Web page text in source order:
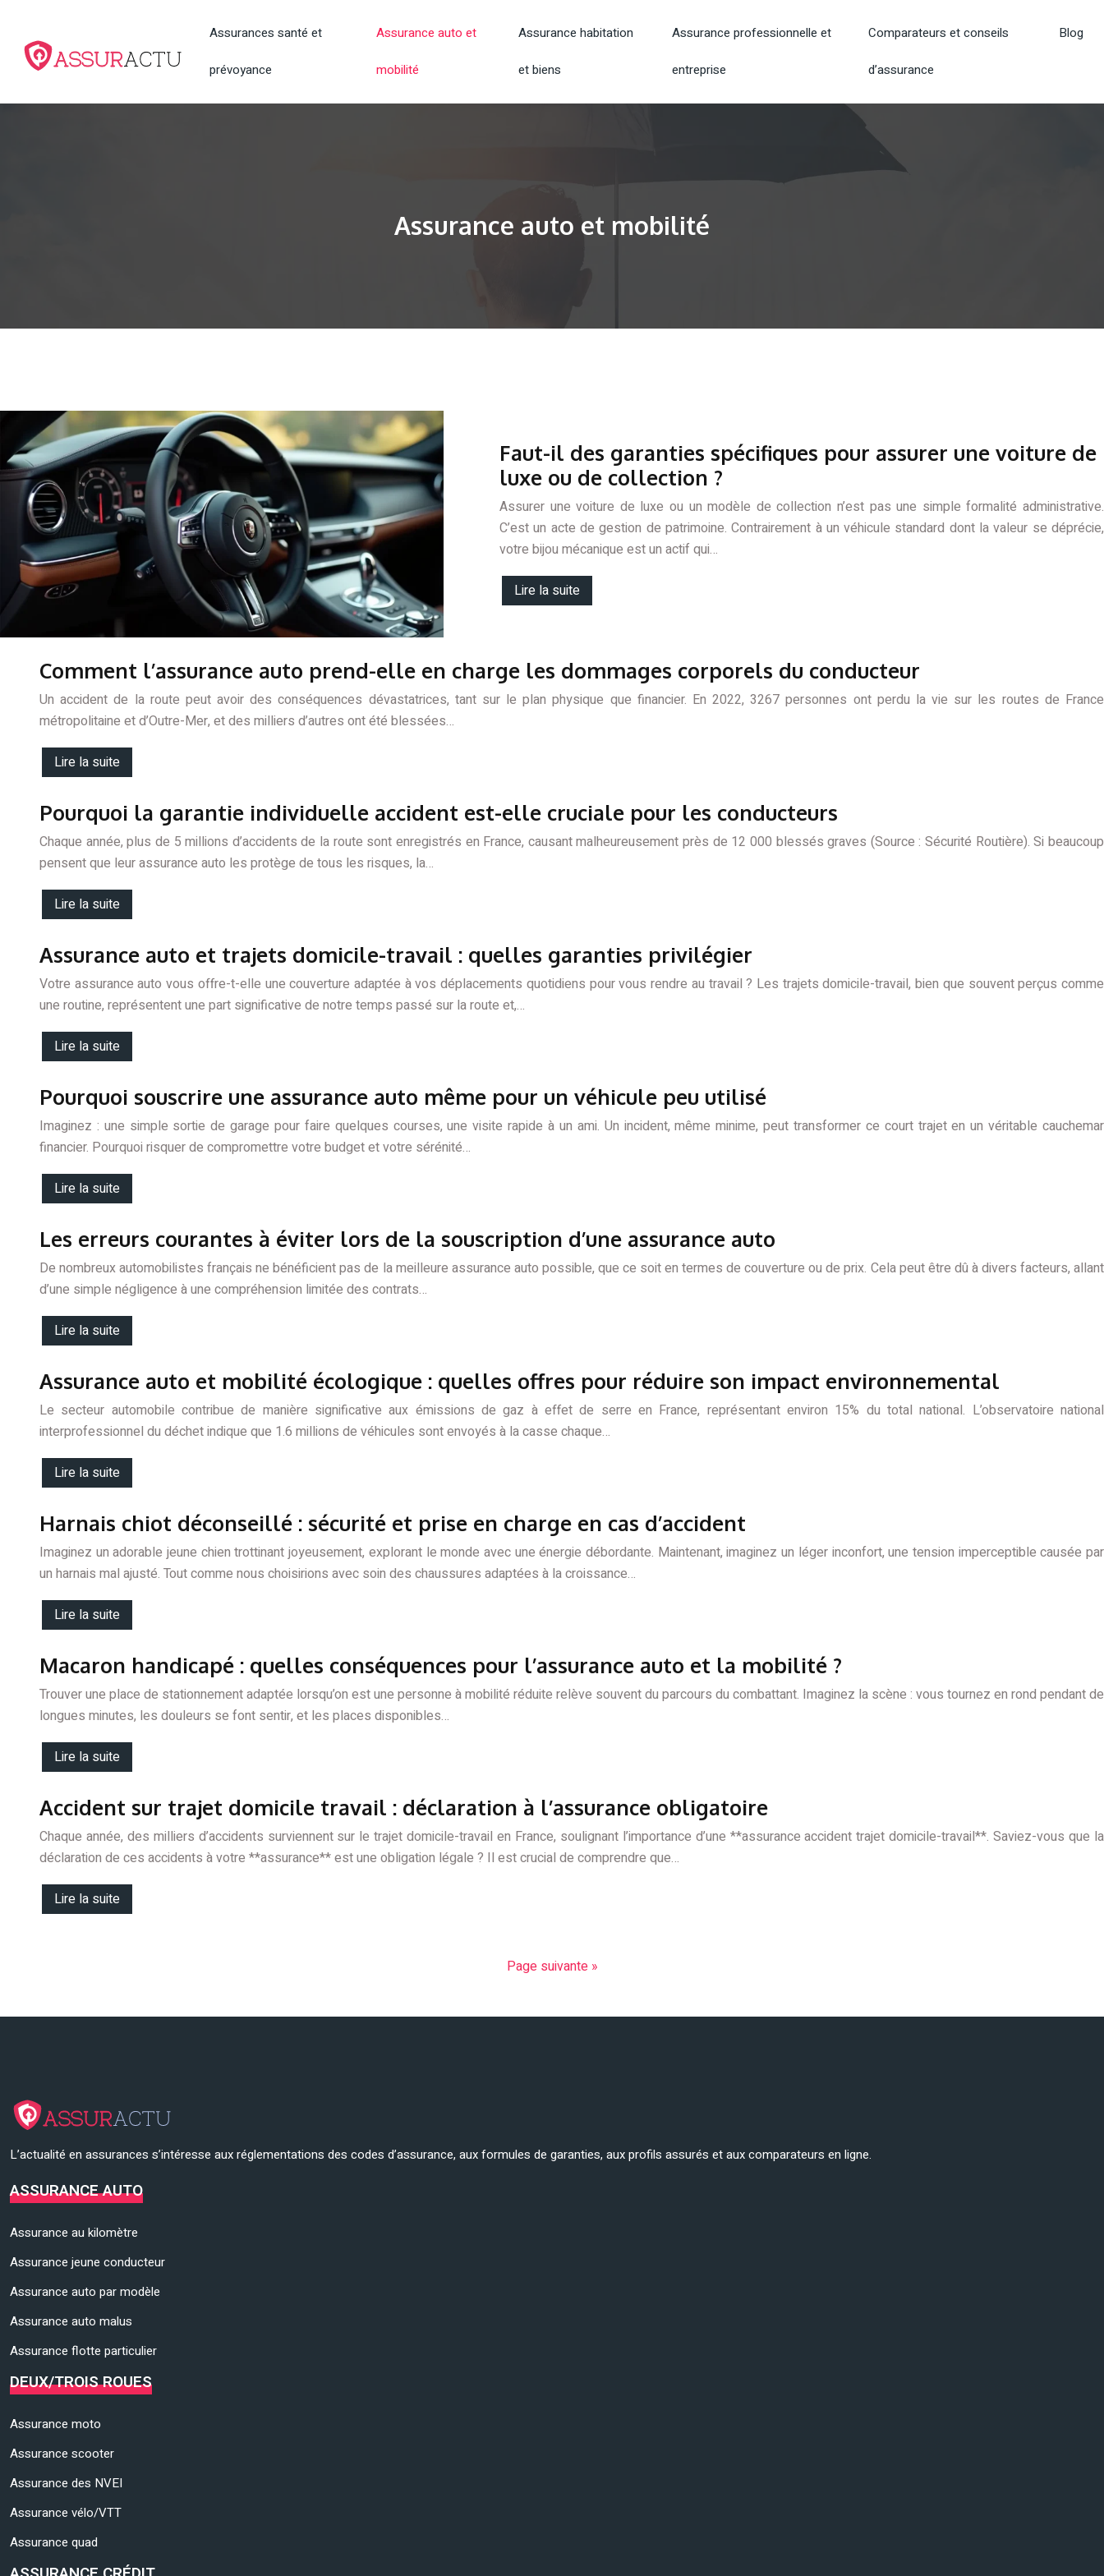
Assurances santé et
prévoyance
Assurance auto et
mobilité
Assurance habitation
et biens
Assurance professionnelle et
entreprise
Comparateurs et conseils
d’assurance
Blog
Assurance auto et mobilité
Faut-il des garanties spécifiques pour assurer une voiture de
luxe ou de collection ?
Assurer une voiture de luxe ou un modèle de collection n’est pas une simple formalité administrative.
C’est un acte de gestion de patrimoine. Contrairement à un véhicule standard dont la valeur se déprécie,
votre bijou mécanique est un actif qui…
Lire la suite
Comment l’assurance auto prend-elle en charge les dommages corporels du conducteur
Un accident de la route peut avoir des conséquences dévastatrices, tant sur le plan physique que financier. En 2022, 3267 personnes ont perdu la vie sur les routes de France
métropolitaine et d’Outre-Mer, et des milliers d’autres ont été blessées…
Lire la suite
Pourquoi la garantie individuelle accident est-elle cruciale pour les conducteurs
Chaque année, plus de 5 millions d’accidents de la route sont enregistrés en France, causant malheureusement près de 12 000 blessés graves (Source : Sécurité Routière). Si beaucoup
pensent que leur assurance auto les protège de tous les risques, la…
Lire la suite
Assurance auto et trajets domicile-travail : quelles garanties privilégier
Votre assurance auto vous offre-t-elle une couverture adaptée à vos déplacements quotidiens pour vous rendre au travail ? Les trajets domicile-travail, bien que souvent perçus comme
une routine, représentent une part significative de notre temps passé sur la route et,…
Lire la suite
Pourquoi souscrire une assurance auto même pour un véhicule peu utilisé
Imaginez : une simple sortie de garage pour faire quelques courses, une visite rapide à un ami. Un incident, même minime, peut transformer ce court trajet en un véritable cauchemar
financier. Pourquoi risquer de compromettre votre budget et votre sérénité…
Lire la suite
Les erreurs courantes à éviter lors de la souscription d’une assurance auto
De nombreux automobilistes français ne bénéficient pas de la meilleure assurance auto possible, que ce soit en termes de couverture ou de prix. Cela peut être dû à divers facteurs, allant
d’une simple négligence à une compréhension limitée des contrats…
Lire la suite
Assurance auto et mobilité écologique : quelles offres pour réduire son impact environnemental
Le secteur automobile contribue de manière significative aux émissions de gaz à effet de serre en France, représentant environ 15% du total national. L’observatoire national
interprofessionnel du déchet indique que 1.6 millions de véhicules sont envoyés à la casse chaque…
Lire la suite
Harnais chiot déconseillé : sécurité et prise en charge en cas d’accident
Imaginez un adorable jeune chien trottinant joyeusement, explorant le monde avec une énergie débordante. Maintenant, imaginez un léger inconfort, une tension imperceptible causée par
un harnais mal ajusté. Tout comme nous choisirions avec soin des chaussures adaptées à la croissance…
Lire la suite
Macaron handicapé : quelles conséquences pour l’assurance auto et la mobilité ?
Trouver une place de stationnement adaptée lorsqu’on est une personne à mobilité réduite relève souvent du parcours du combattant. Imaginez la scène : vous tournez en rond pendant de
longues minutes, les douleurs se font sentir, et les places disponibles…
Lire la suite
Accident sur trajet domicile travail : déclaration à l’assurance obligatoire
Chaque année, des milliers d’accidents surviennent sur le trajet domicile-travail en France, soulignant l’importance d’une **assurance accident trajet domicile-travail**. Saviez-vous que la
déclaration de ces accidents à votre **assurance** est une obligation légale ? Il est crucial de comprendre que…
Lire la suite
Page suivante »
L’actualité en assurances s’intéresse aux réglementations des codes d’assurance, aux formules de garanties, aux profils assurés et aux comparateurs en ligne.
ASSURANCE AUTO
Assurance au kilomètre
Assurance jeune conducteur
Assurance auto par modèle
Assurance auto malus
Assurance flotte particulier
DEUX/TROIS ROUES
Assurance moto
Assurance scooter
Assurance des NVEI
Assurance vélo/VTT
Assurance quad